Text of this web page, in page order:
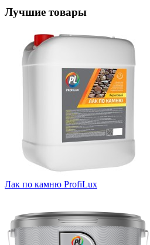
Лучшие товары
Лак по камню ProfiLux